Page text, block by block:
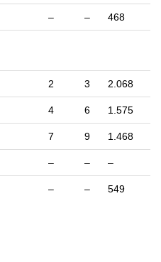
– – 468
2 3 2.068
4 6 1.575
7 9 1.468
– – –
– – 549